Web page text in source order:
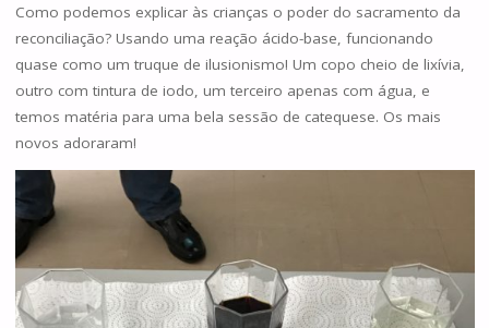
Como podemos explicar às crianças o poder do sacramento da
reconciliação? Usando uma reação ácido-base, funcionando
quase como um truque de ilusionismo! Um copo cheio de lixívia,
outro com tintura de iodo, um terceiro apenas com água, e
temos matéria para uma bela sessão de catequese. Os mais
novos adoraram!